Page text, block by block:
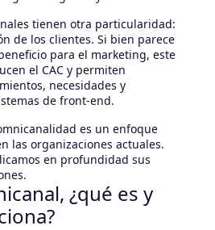
tienen otra particularidad:
de los clientes. Si bien parece
para el marketing, este
el CAC y permiten
necesidades y
de front-end.
es un enfoque
las organizaciones actuales.
en profundidad sus
¿qué es y